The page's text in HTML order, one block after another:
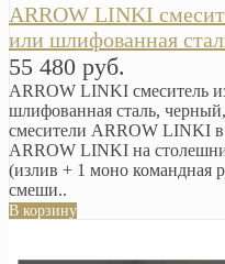
ARROW LINKI
или шлифованная
55 480 руб.
ARROW LINKI смеситель
шлифованная сталь,
смесители ARROW LINKI
ARROW LINKI на
(излив + 1 моно командная
смеши..
В корзину